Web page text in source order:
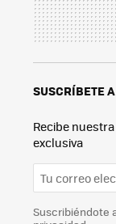
SUSCRÍBETE
Recibe
exclusiva
Suscribiéndote